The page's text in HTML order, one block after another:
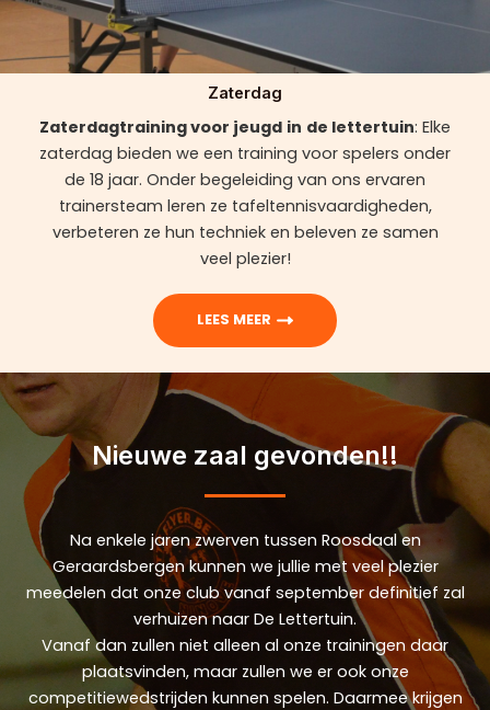
Zaterdag
Zaterdagtraining voor jeugd in de lettertuin: Elke
zaterdag bieden we een training voor spelers onder
de 18 jaar. Onder begeleiding van ons ervaren
trainersteam leren ze tafeltennisvaardigheden,
verbeteren ze hun techniek en beleven ze samen
veel plezier!
LEES MEER
Nieuwe zaal gevonden!!
Na enkele jaren zwerven tussen Roosdaal en
Geraardsbergen kunnen we jullie met veel plezier
meedelen dat onze club vanaf september definitief zal
verhuizen naar De Lettertuin.
Vanaf dan zullen niet alleen al onze trainingen daar
plaatsvinden, maar zullen we er ook onze
competitiewedstrijden kunnen spelen. Daarmee krijgen